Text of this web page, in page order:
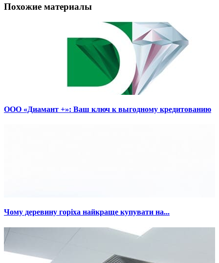
Похожие материалы
ООО «Диамант +»: Ваш ключ к выгодному кредитованию
Чому деревину горіха найкраще купувати на...